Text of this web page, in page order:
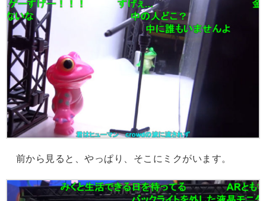
前から見ると、やっぱり、そこにミクがいます。